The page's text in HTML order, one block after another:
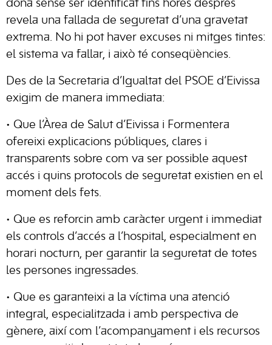
dona sense ser identificat fins hores després
revela una fallada de seguretat d’una gravetat
extrema. No hi pot haver excuses ni mitges tintes:
el sistema va fallar, i això té conseqüències.
Des de la Secretaria d’Igualtat del PSOE d’Eivissa
exigim de manera immediata:
• Que l’Àrea de Salut d’Eivissa i Formentera
ofereixi explicacions públiques, clares i
transparents sobre com va ser possible aquest
accés i quins protocols de seguretat existien en el
moment dels fets.
• Que es reforcin amb caràcter urgent i immediat
els controls d’accés a l’hospital, especialment en
horari nocturn, per garantir la seguretat de totes
les persones ingressades.
• Que es garanteixi a la víctima una atenció
integral, especialitzada i amb perspectiva de
gènere, així com l’acompanyament i els recursos